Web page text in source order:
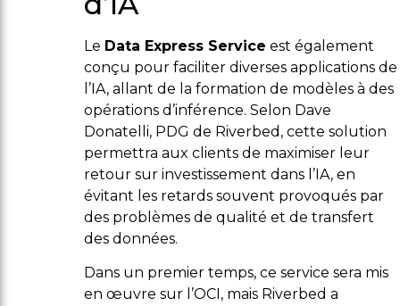
Le Data Express Service est également
conçu pour faciliter diverses applications de
l’IA, allant de la formation de modèles à des
opérations d’inférence. Selon Dave
Donatelli, PDG de Riverbed, cette solution
permettra aux clients de maximiser leur
retour sur investissement dans l’IA, en
évitant les retards souvent provoqués par
des problèmes de qualité et de transfert
des données.
Dans un premier temps, ce service sera mis
en œuvre sur l’OCI, mais Riverbed a